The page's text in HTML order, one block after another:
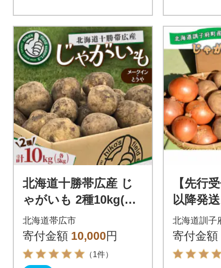
北海道十勝帯広産 じ
ゃがいも 2種10kg(メ
ークイン とうや )
北海道帯広市
寄付金額 10,000円
（1件）
【先行
以降発
じゃが
や」5kg
ット
北海道訓子
寄付金額